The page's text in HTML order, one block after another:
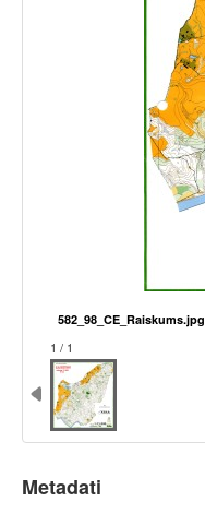
582_98_CE_Raiskums.jpg
1 / 1
Metadati